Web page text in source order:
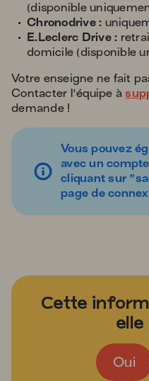
(disponible
Chronodrive :
E.Leclerc Drive :
domicile (disponible
Votre enseigne ne fait
Contacter l'équipe à
demande !
Vous pouvez
avec un compte
cliquant sur
page de
Cette
Oui